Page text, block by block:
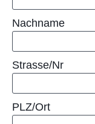
Nachname
Strasse/Nr
PLZ/Ort